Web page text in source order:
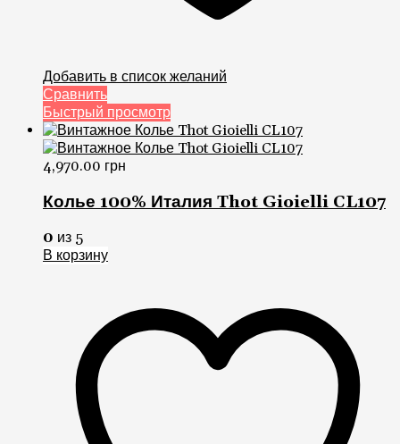
Добавить в список желаний
Сравнить
Быстрый просмотр
4,970.00 грн
Колье 100% Италия Thot Gioielli CL107
0 из 5
В корзину